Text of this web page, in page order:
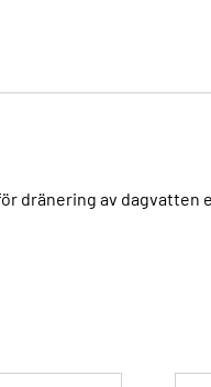
dränering av